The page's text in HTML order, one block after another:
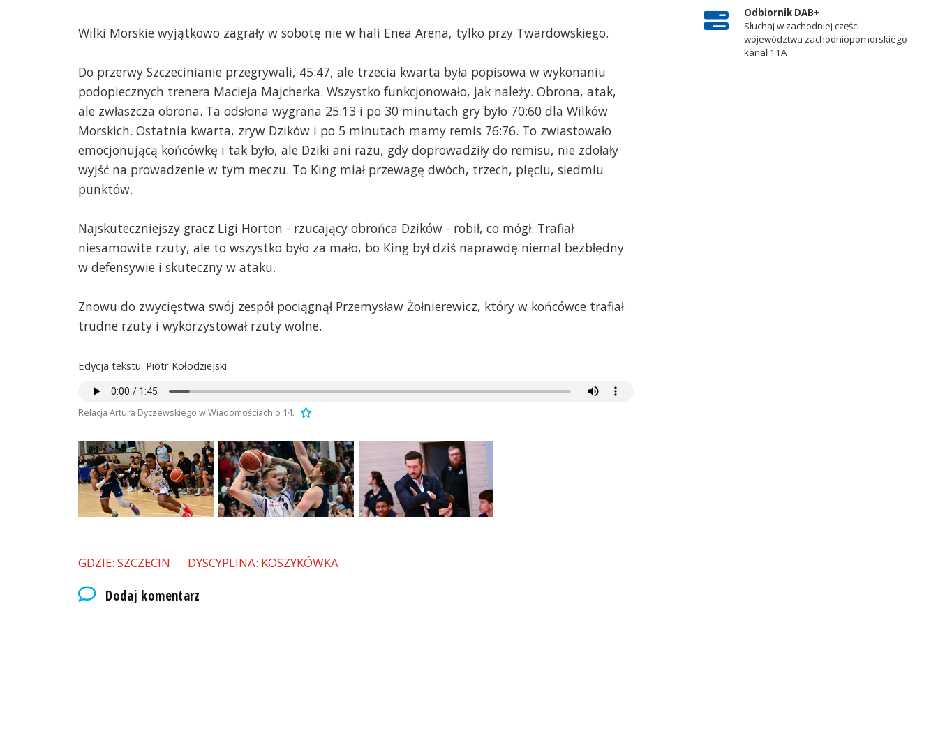
Wilki Morskie wyjątkowo zagrały w sobotę nie w hali Enea Arena, tylko przy Twardowskiego.
Do przerwy Szczecinianie przegrywali, 45:47, ale trzecia kwarta była popisowa w wykonaniu
podopiecznych trenera Macieja Majcherka. Wszystko funkcjonowało, jak należy. Obrona, atak,
ale zwłaszcza obrona. Ta odsłona wygrana 25:13 i po 30 minutach gry było 70:60 dla Wilków
Morskich. Ostatnia kwarta, zryw Dzików i po 5 minutach mamy remis 76:76. To zwiastowało
emocjonującą końcówkę i tak było, ale Dziki ani razu, gdy doprowadziły do remisu, nie zdołały
wyjść na prowadzenie w tym meczu. To King miał przewagę dwóch, trzech, pięciu, siedmiu
punktów.
Najskuteczniejszy gracz Ligi Horton - rzucający obrońca Dzików - robił, co mógł. Trafiał
niesamowite rzuty, ale to wszystko było za mało, bo King był dziś naprawdę niemal bezbłędny
w defensywie i skuteczny w ataku.
Znowu do zwycięstwa swój zespół pociągnął Przemysław Żołnierewicz, który w końcówce trafiał
trudne rzuty i wykorzystował rzuty wolne.
Edycja tekstu: Piotr Kołodziejski
Relacja Artura Dyczewskiego w Wiadomościach o 14.
GDZIE: SZCZECIN DYSCYPLINA: KOSZYKÓWKA
Dodaj komentarz
Odbiornik DAB+
Słuchaj w zachodniej części
województwa zachodniopomorskiego -
kanał 11A